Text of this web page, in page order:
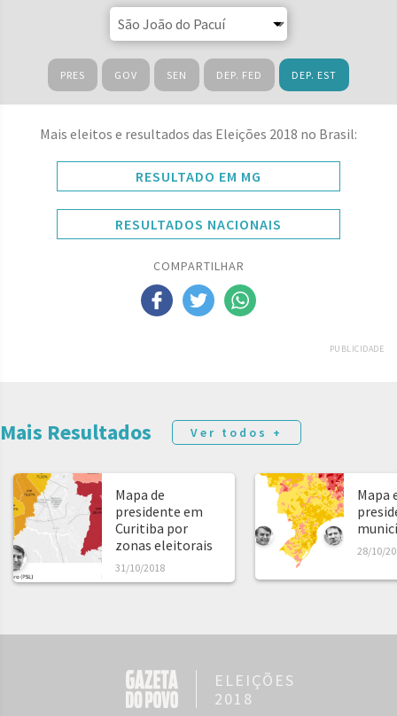
PRES GOV SEN DEP. FED DEP. EST
Mais eleitos e resultados das Eleições 2018 no Brasil:
RESULTADO EM MG
RESULTADOS NACIONAIS
COMPARTILHAR
PUBLICIDADE
Mais Resultados Ver todos +
Mapa de
presidente em
Curitiba por
zonas eleitorais
31/10/2018
Mapa
28/10/
ELEIÇÕES
2018